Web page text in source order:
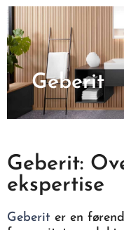
Geberit
Geberit:
ekspertise
Geberit er en